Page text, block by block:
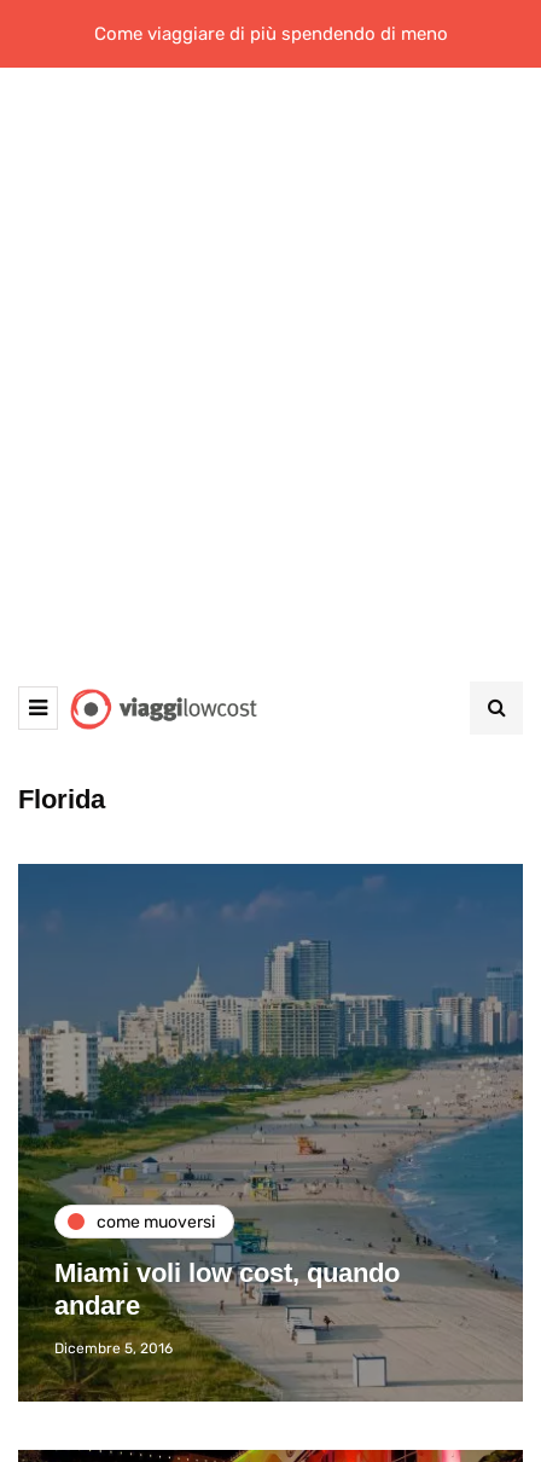
Come viaggiare di più spendendo di meno
Florida
come muoversi
Miami voli low cost, quando
andare
Dicembre 5, 2016